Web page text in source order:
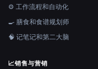
⚙️ 工作流程和自动化
🍳 膳食和食谱规划师
🧠 记笔记和第二大脑
📈销售与营销